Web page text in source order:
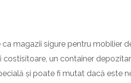
magazii sigure pentru mobilier
un container
și poate fi mutat dacă este